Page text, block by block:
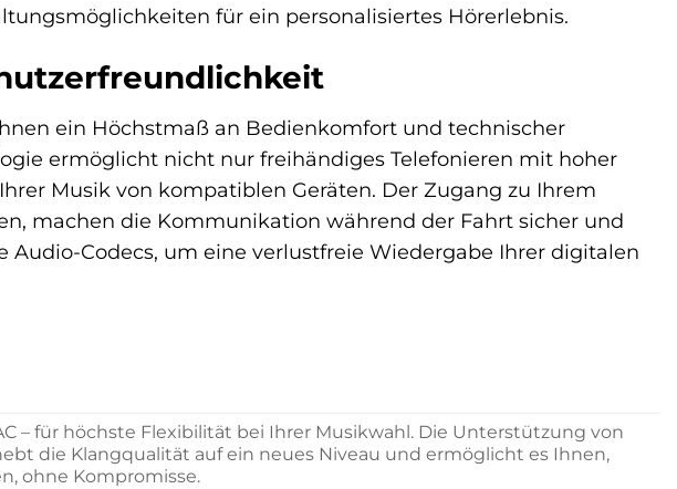
für ein personalisiertes Hörerlebnis.
ein Höchstmaß an Bedienkomfort und technischer
ermöglicht nicht nur freihändiges Telefonieren mit hoher
Musik von kompatiblen Geräten. Der Zugang zu Ihrem
machen die Kommunikation während der Fahrt sicher und
Codecs, um eine verlustfreie Wiedergabe Ihrer digitalen
– für höchste Flexibilität bei Ihrer Musikwahl. Die Unterstützung von
die Klangqualität auf ein neues Niveau und ermöglicht es Ihnen,
ohne Kompromisse.